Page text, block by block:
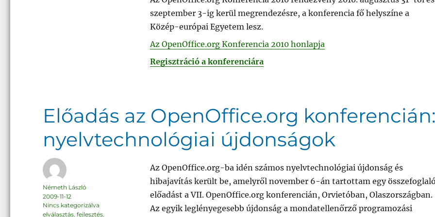
szeptember 3-ig kerül megrendezésre, a konferencia fő helyszíne a
Közép-európai Egyetem lesz.
Az OpenOffice.org Konferencia 2010 honlapja
Regisztráció a konferenciára
Előadás az OpenOffice.org
nyelvtechnológiai újdonságok
Az OpenOffice.org-ba idén számos nyelvtechnológiai újdonság és
hibajavítás került be, amelyről november 6-án tartottam egy
előadást a VII. OpenOffice.org konferencián, Orvietóban, Olaszországban.
Az egyik leglényegesebb újdonság a mondatellenőrző programozási
Szerző
Németh László
Közzétéve
2009-11-12
Kategória
Nincs kategorizálva
Címke
elválasztás ,fejlesztés